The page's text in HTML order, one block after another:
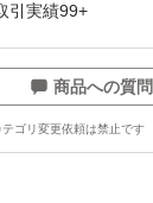
引実績99+
商品への質問
ゴリ変更依頼は禁止です